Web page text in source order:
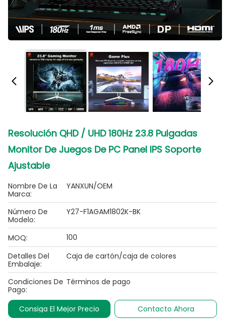
Resolución QHD / UHD 180Hz 23.8 Pulgadas
Monitor De Juegos De PC Panel IPS Soporte
Ajustable
Nombre De La
Marca:
YANXUN/OEM
Número De
Modelo:
Y27-F1AGAM1802K-BK
MOQ:
100
Detalles Del
Embalaje:
Caja de cartón/caja de colores
Condiciones De
Pago:
Términos de pago
Consiga El Mejor Precio Contacto Ahora